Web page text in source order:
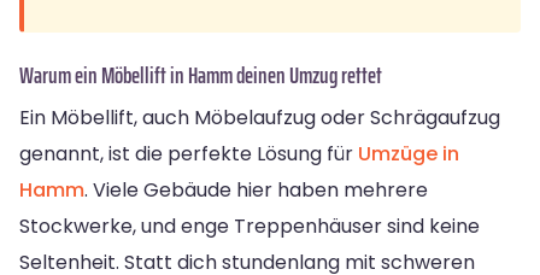
Warum ein Möbellift in Hamm deinen Umzug rettet
Ein Möbellift, auch Möbelaufzug oder Schrägaufzug
genannt, ist die perfekte Lösung für Umzüge in
Hamm. Viele Gebäude hier haben mehrere
Stockwerke, und enge Treppenhäuser sind keine
Seltenheit. Statt dich stundenlang mit schweren